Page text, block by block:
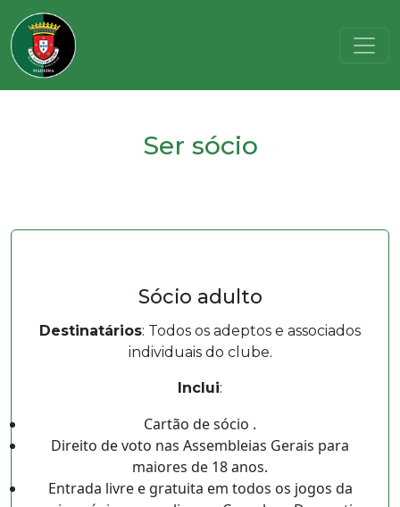
Ser sócio
Sócio adulto
Destinatários: Todos os adeptos e associados
individuais do clube.
Inclui:
Cartão de sócio .
Direito de voto nas Assembleias Gerais para
maiores de 18 anos.
Entrada livre e gratuita em todos os jogos da